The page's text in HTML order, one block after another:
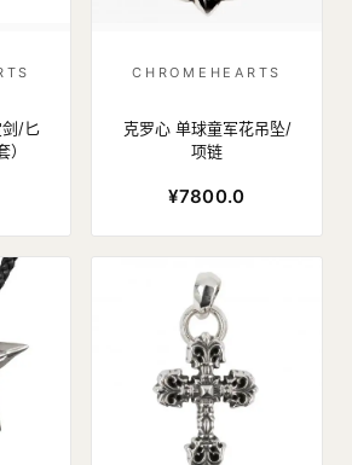
/匕
CHROMEHEARTS
克罗心 单球童军花吊坠/
项链
¥7800.0